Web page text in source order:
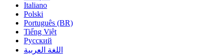
Italiano
Polski
Português (BR)
Tiếng Việt
Русский
اللغة العربية